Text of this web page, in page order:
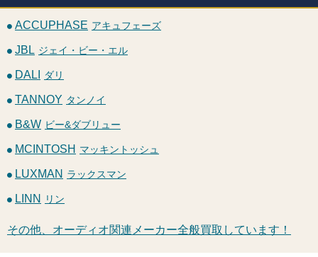
ACCUPHASE アキュフェーズ
JBL ジェイ・ビー・エル
DALI ダリ
TANNOY タンノイ
B&W ビー&ダブリュー
MCINTOSH マッキントッシュ
LUXMAN ラックスマン
LINN リン
その他、オーディオ関連メーカー全般買取しています！